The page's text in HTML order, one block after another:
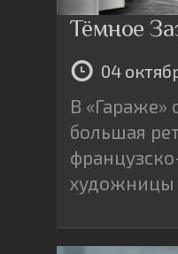
Тёмное
04
В «Гараже»
большая
художницы